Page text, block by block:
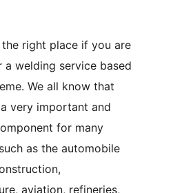
right place if you are
a welding service based
We all know that
very important and
for many
as the automobile
aviation, refineries,